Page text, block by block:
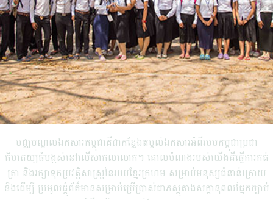
មជ្ឈមណ្ឌលឯកសារកម្ពុជាគឺជាកន្លែងតម្កល់ឯកសារអំពីរបបកម្ពុជាប្រជា
ធិបតេយ្យធំបង្អស់នៅលើសាកលលោក។ គោលបំណងរបស់យើងគឺធ្វើការកត់
ត្រា និងរក្សាទុកប្រវត្តិសាស្ត្រនៃរបបខ្មែរក្រហម សម្រាប់មនុស្សជំនាន់ក្រោយ
និងដើម្បី ប្រមូលផ្តុំព័ត៌មានសម្រាប់ប្រើប្រាស់ជាភស្តុតាងសក្តានុពលផ្នែកច្បាប់